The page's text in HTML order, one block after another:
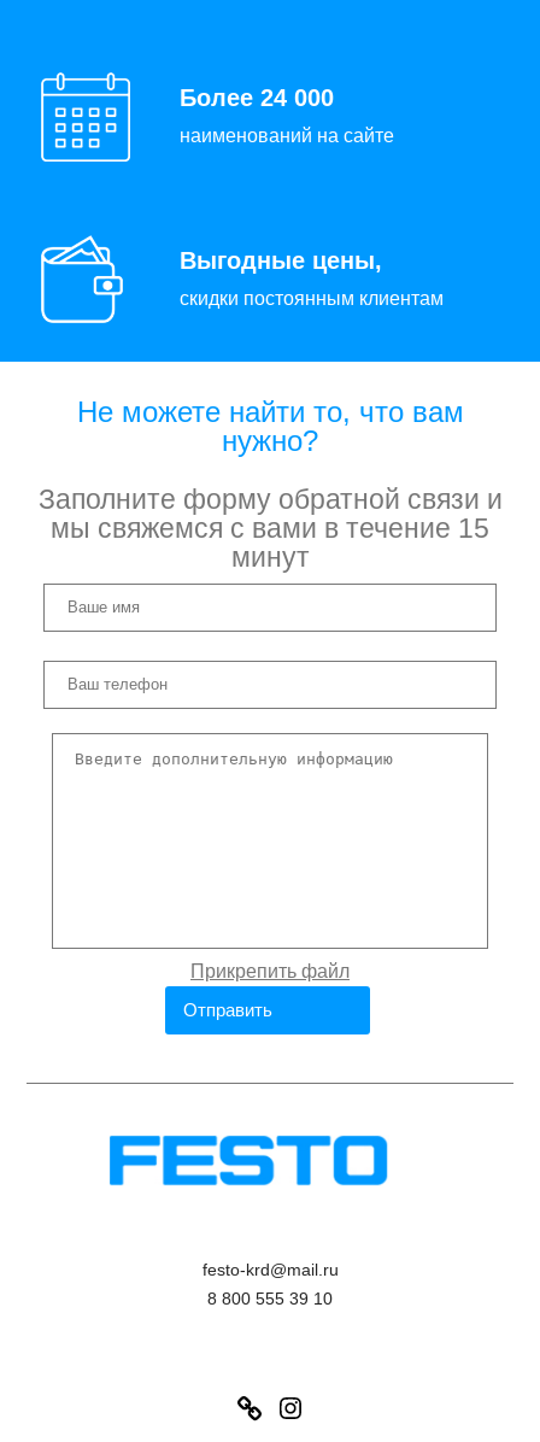
Более 24 000
наименований на сайте
Выгодные цены,
скидки постоянным клиентам
Не можете найти то, что вам
нужно?
Заполните форму обратной связи и
мы свяжемся с вами в течение 15
минут
festo-krd@mail.ru
8 800 555 39 10
Link